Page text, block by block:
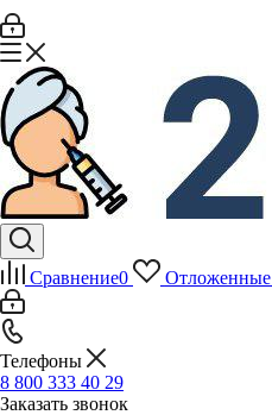
Сравнение0 Отложенные
Телефоны
8 800 333 40 29
Заказать звонок